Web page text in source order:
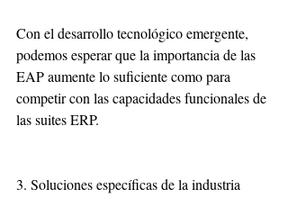
Con el desarrollo tecnológico emergente,
podemos esperar que la importancia de las
EAP aumente lo suficiente como para
competir con las capacidades funcionales de
las suites ERP.
3. Soluciones específicas de la industria